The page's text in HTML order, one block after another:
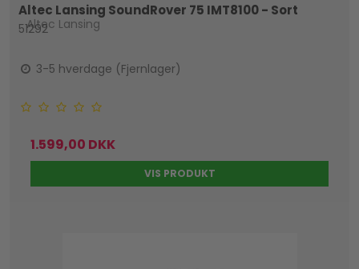
Altec Lansing SoundRover 75 IMT8100 - Sort
Altec Lansing
51292
3-5 hverdage (Fjernlager)
1.599,00 DKK
VIS PRODUKT